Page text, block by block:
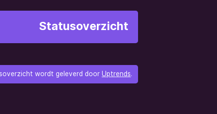
Statusoverzicht
wordt geleverd door Uptrends.